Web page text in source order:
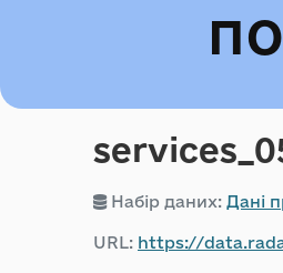
Набір даних: Дані
URL: https://data.rada-